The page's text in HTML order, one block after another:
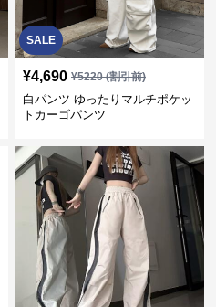
SALE
¥4,690 ¥5220(割引前)
白パンツ ゆったりマルチポケッ
トカーゴパンツ